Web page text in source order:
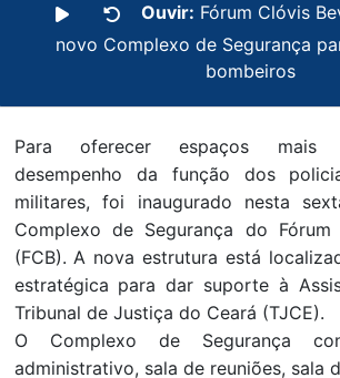
Ouvir: Fórum Clóvis
novo Complexo de Segurança
bombeiros
Para oferecer espaços mais
desempenho da função dos
militares, foi inaugurado nesta
Complexo de Segurança do Fórum
(FCB). A nova estrutura está
estratégica para dar suporte à
Tribunal de Justiça do Ceará (TJCE).
O Complexo de Segurança
administrativo, sala de reuniões, sala